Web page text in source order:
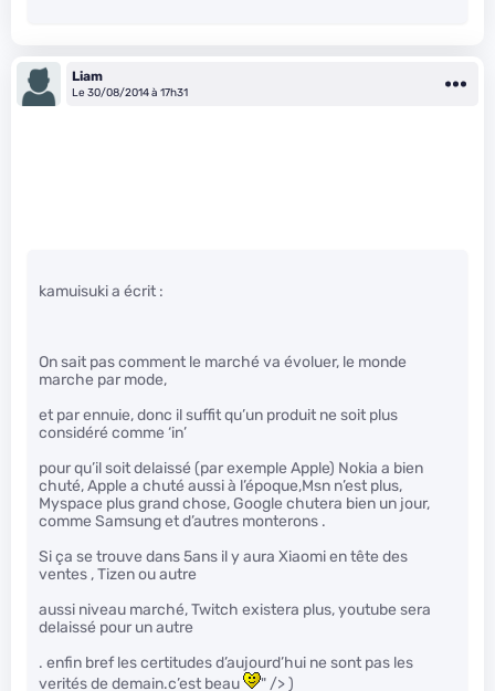
Liam
Le 30/08/2014 à 17h31
kamuisuki a écrit :
On sait pas comment le marché va évoluer, le monde
marche par mode,
et par ennuie, donc il suffit qu’un produit ne soit plus
considéré comme ‘in’
pour qu’il soit delaissé (par exemple Apple) Nokia a bien
chuté, Apple a chuté aussi à l’époque,Msn n’est plus,
Myspace plus grand chose, Google chutera bien un jour,
comme Samsung et d’autres monterons .
Si ça se trouve dans 5ans il y aura Xiaomi en tête des
ventes , Tizen ou autre
aussi niveau marché, Twitch existera plus, youtube sera
delaissé pour un autre
. enfin bref les certitudes d’aujourd’hui ne sont pas les
verités de demain.c’est beau
" /> )